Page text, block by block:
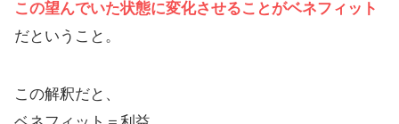
この望んでいた状態に変化させることがベネフィット
だということ。
この解釈だと、